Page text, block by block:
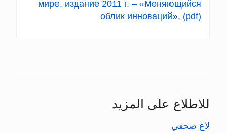
للاطلاع على المزيد
لاغ صحفي